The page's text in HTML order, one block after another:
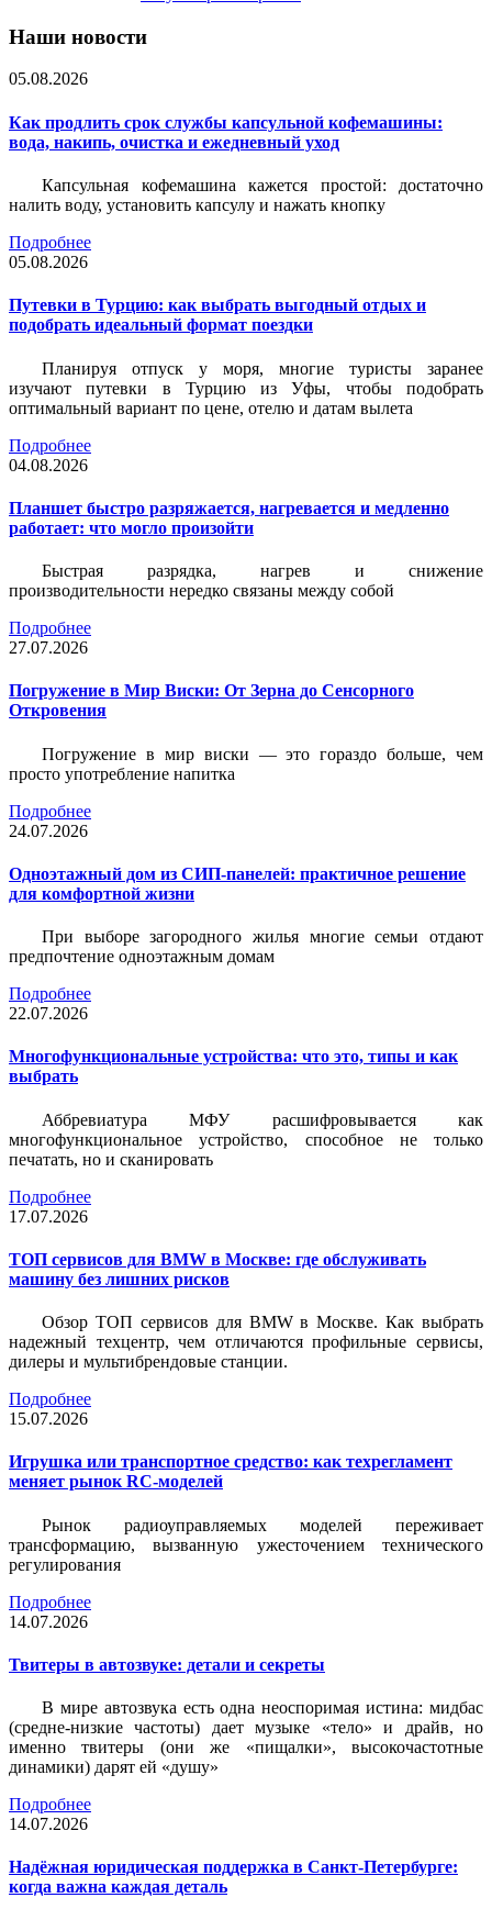
Наши новости
05.08.2026
Как продлить срок службы капсульной кофемашины:
вода, накипь, очистка и ежедневный уход
Капсульная кофемашина кажется простой: достаточно
налить воду, установить капсулу и нажать кнопку
Подробнее
05.08.2026
Путевки в Турцию: как выбрать выгодный отдых и
подобрать идеальный формат поездки
Планируя отпуск у моря, многие туристы заранее
изучают путевки в Турцию из Уфы, чтобы подобрать
оптимальный вариант по цене, отелю и датам вылета
Подробнее
04.08.2026
Планшет быстро разряжается, нагревается и медленно
работает: что могло произойти
Быстрая разрядка, нагрев и снижение
производительности нередко связаны между собой
Подробнее
27.07.2026
Погружение в Мир Виски: От Зерна до Сенсорного
Откровения
Погружение в мир виски — это гораздо больше, чем
просто употребление напитка
Подробнее
24.07.2026
Одноэтажный дом из СИП-панелей: практичное решение
для комфортной жизни
При выборе загородного жилья многие семьи отдают
предпочтение одноэтажным домам
Подробнее
22.07.2026
Многофункциональные устройства: что это, типы и как
выбрать
Аббревиатура МФУ расшифровывается как
многофункциональное устройство, способное не только
печатать, но и сканировать
Подробнее
17.07.2026
ТОП сервисов для BMW в Москве: где обслуживать
машину без лишних рисков
Обзор ТОП сервисов для BMW в Москве. Как выбрать
надежный техцентр, чем отличаются профильные сервисы,
дилеры и мультибрендовые станции.
Подробнее
15.07.2026
Игрушка или транспортное средство: как техрегламент
меняет рынок RC-моделей
Рынок радиоуправляемых моделей переживает
трансформацию, вызванную ужесточением технического
регулирования
Подробнее
14.07.2026
Твитеры в автозвуке: детали и секреты
В мире автозвука есть одна неоспоримая истина: мидбас
(средне-низкие частоты) дает музыке «тело» и драйв, но
именно твитеры (они же «пищалки», высокочастотные
динамики) дарят ей «душу»
Подробнее
14.07.2026
Надёжная юридическая поддержка в Санкт-Петербурге:
когда важна каждая деталь